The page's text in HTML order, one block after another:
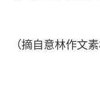
（摘自意林作文